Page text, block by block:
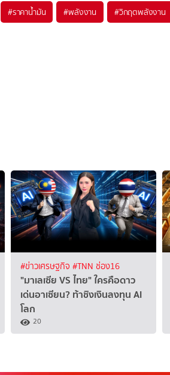
#ราคาน้ำมัน #พลังงาน #วิกฤตพลังงาน
#ข่าวเศรษฐกิจ #TNN ช่อง16
"มาเลเซีย VS ไทย" ใครคือดาว
เด่นอาเซียน? ท้าชิงเงินลงทุน AI
โลก
20